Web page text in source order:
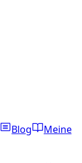
Blog
Meine